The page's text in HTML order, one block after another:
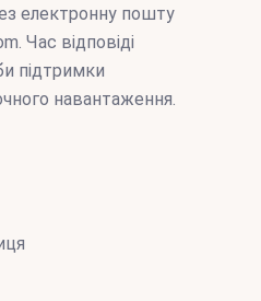
електронну пошту
. Час відповіді
підтримки
навантаження.